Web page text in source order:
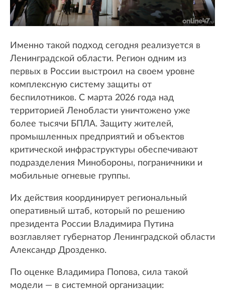
Именно такой подход сегодня реализуется в
Ленинградской области. Регион одним из
первых в России выстроил на своем уровне
комплексную систему защиты от
беспилотников. С марта 2026 года над
территорией Ленобласти уничтожено уже
более тысячи БПЛА. Защиту жителей,
промышленных предприятий и объектов
критической инфраструктуры обеспечивают
подразделения Минобороны, пограничники и
мобильные огневые группы.
Их действия координирует региональный
оперативный штаб, который по решению
президента России Владимира Путина
возглавляет губернатор Ленинградской области
Александр Дрозденко.
По оценке Владимира Попова, сила такой
модели — в системной организации: